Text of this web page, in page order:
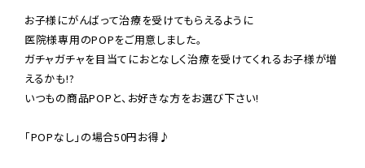
お子様にがんばって治療を受けてもらえるように
医院様専用のPOPをご用意しました。
ガチャガチャを目当てにおとなしく治療を受けてくれるお子様が増
えるかも!?
いつもの商品POPと、お好きな方をお選び下さい!
「POPなし」の場合50円お得♪